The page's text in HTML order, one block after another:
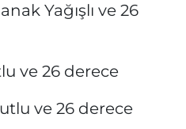
Yağışlı ve 26
ve 26 derece
ve 26 derece